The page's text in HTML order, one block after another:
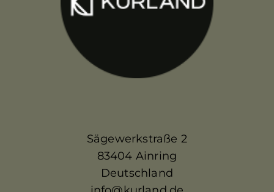
Sägewerkstraße 2
83404 Ainring
Deutschland